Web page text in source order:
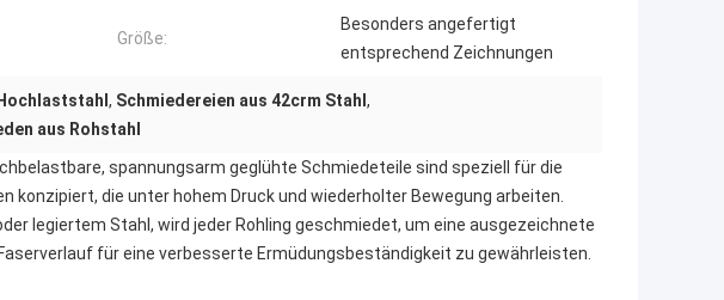
Größe:
Besonders angefertigt
entsprechend Zeichnungen
, Schmiedereien aus 42crm Stahl ,
aus Rohstahl
spannungsarm geglühte Schmiedeteile sind speziell für die
konzipiert, die unter hohem Druck und wiederholter Bewegung arbeiten.
legiertem Stahl, wird jeder Rohling geschmiedet, um eine ausgezeichnete
für eine verbesserte Ermüdungsbeständigkeit zu gewährleisten.